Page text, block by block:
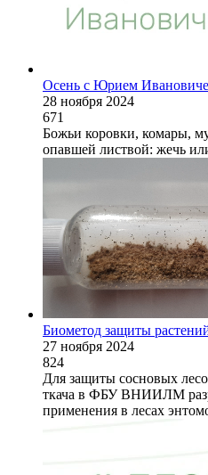
Осень с Юрием
28 ноября 2024
671
Божьи коровки, комары,
опавшей листвой: жечь
Биометод защиты
27 ноября 2024
824
Для защиты сосновых
ткача в ФБУ ВНИИЛМ
применения в лесах